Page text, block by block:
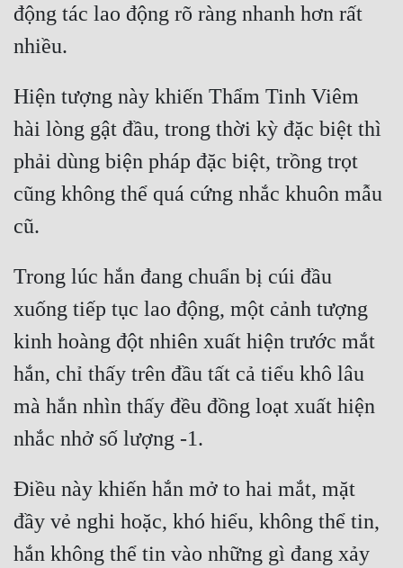
động tác lao động rõ ràng nhanh hơn rất
Hiện tượng này khiến Thẩm Tinh Viêm
hài lòng gật đầu, trong thời kỳ đặc biệt thì
phải dùng biện pháp đặc biệt, trồng trọt
cũng không thể quá cứng nhắc khuôn mẫu
Trong lúc hắn đang chuẩn bị cúi đầu
xuống tiếp tục lao động, một cảnh tượng
kinh hoàng đột nhiên xuất hiện trước mắt
hắn, chỉ thấy trên đầu tất cả tiểu khô lâu
mà hắn nhìn thấy đều đồng loạt xuất hiện
Điều này khiến hắn mở to hai mắt, mặt
đầy vẻ nghi hoặc, khó hiểu, không thể tin,
hắn không thể tin vào những gì đang xảy